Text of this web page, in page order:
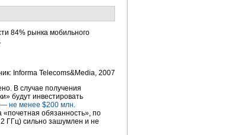
84% рынка мобильного
Informa Telecoms&Media, 2007
В случае получения
будут инвестировать
— не менее $200 млн.
«почетная обязанность», по
ГГц) сильно зашумлен и не